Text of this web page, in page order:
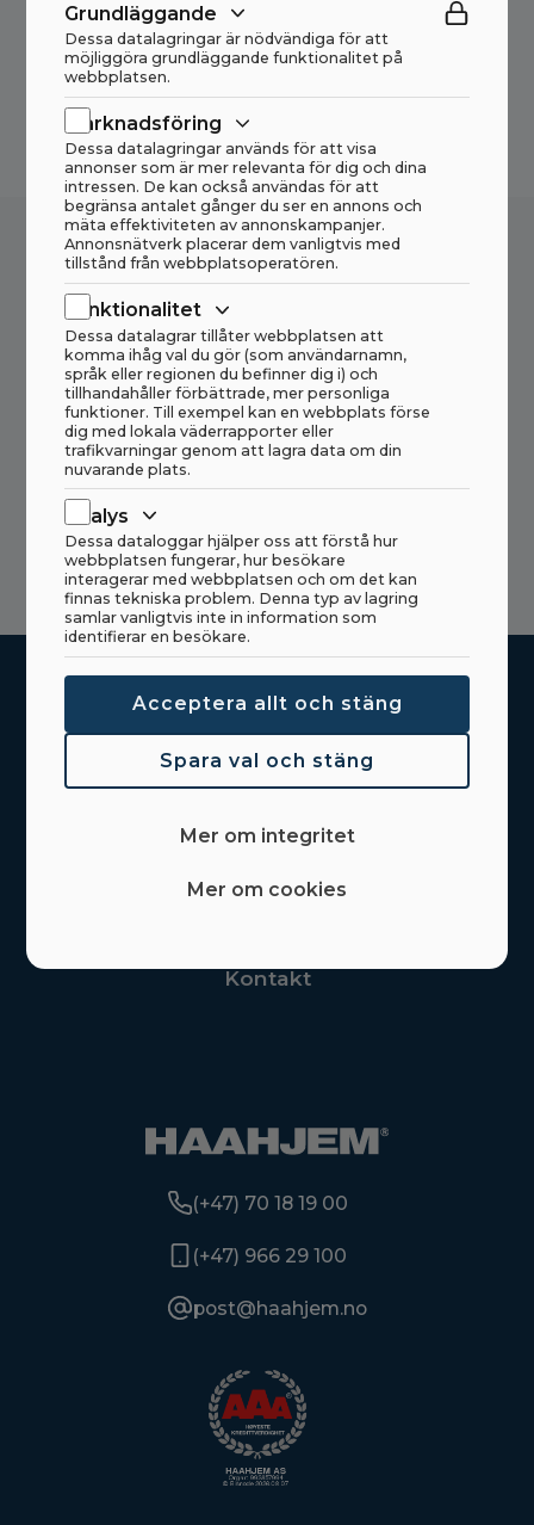
Vill du veta mer om denna produkt? Hör av dig
så hjälper vi dig med det du undrar över!
(+47) 70 18 19 00
(+47) 966 29 100
post@haahjem.no
(+47) 70 18 19 00
(+47) 966 29 100
post@haahjem.no
Hem
Produkter
Delar
Om Haahjem
Kontakt
Grundläggande
Dessa datalagringar är nödvändiga för att
möjliggöra grundläggande funktionalitet på
webbplatsen.
Marknadsföring
Dessa datalagringar används för att visa
annonser som är mer relevanta för dig och dina
intressen. De kan också användas för att
begränsa antalet gånger du ser en annons och
mäta effektiviteten av annonskampanjer.
Annonsnätverk placerar dem vanligtvis med
tillstånd från webbplatsoperatören.
Funktionalitet
Dessa datalagrar tillåter webbplatsen att
komma ihåg val du gör (som användarnamn,
språk eller regionen du befinner dig i) och
tillhandahåller förbättrade, mer personliga
funktioner. Till exempel kan en webbplats förse
dig med lokala väderrapporter eller
trafikvarningar genom att lagra data om din
nuvarande plats.
Analys
Dessa dataloggar hjälper oss att förstå hur
webbplatsen fungerar, hur besökare
interagerar med webbplatsen och om det kan
finnas tekniska problem. Denna typ av lagring
samlar vanligtvis inte in information som
identifierar en besökare.
Acceptera allt och stäng
Spara val och stäng
Mer om integritet
Mer om cookies